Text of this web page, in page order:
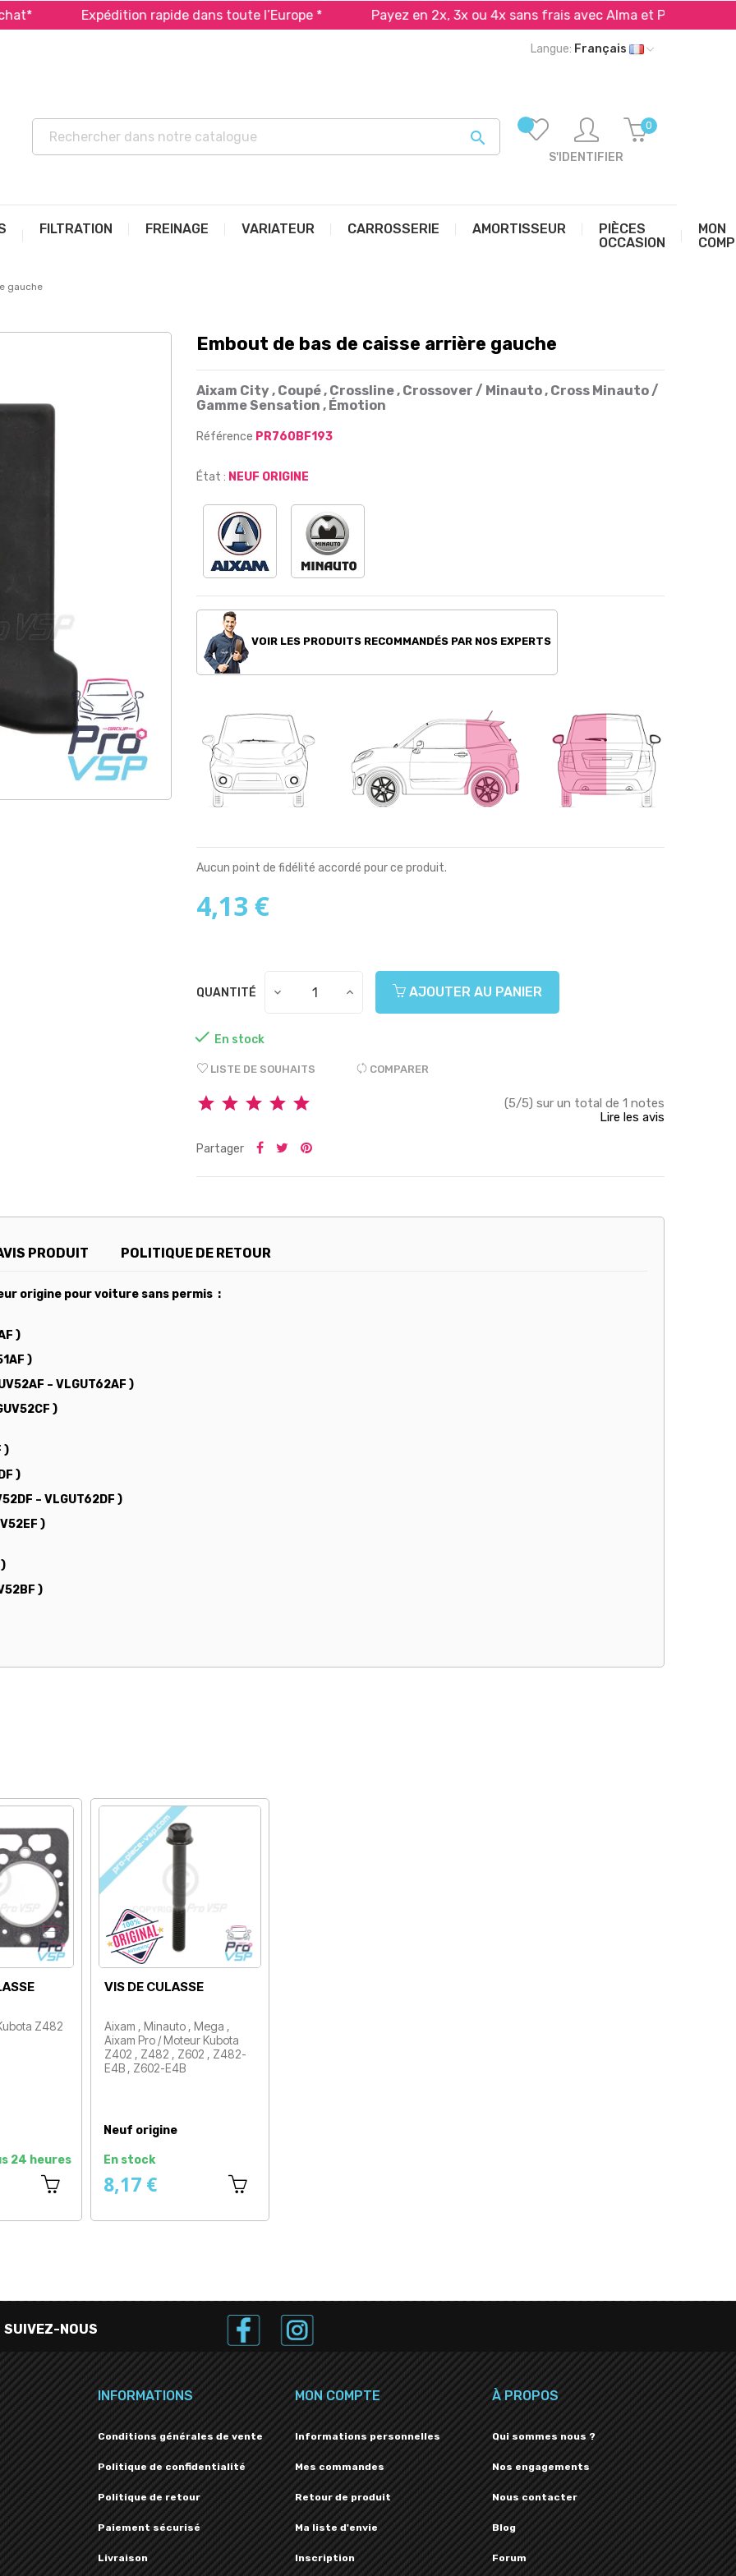
Expédition rapide dans toute l’Europe * Payez en 2x, 3x ou 4x sans frais avec Alma et PayPal*
Langue: Français

S'IDENTIFIER
0
FILTRATION FREINAGE VARIATEUR CARROSSERIE AMORTISSEUR
PIÈCES
OCCASION
MON
gauche
Embout de bas de caisse arrière gauche
Aixam City , Coupé , Crossline , Crossover / Minauto , Cross Minauto /
Gamme Sensation , Émotion
Référence PR760BF193
État : NEUF ORIGINE
VOIR LES PRODUITS RECOMMANDÉS PAR NOS EXPERTS
Aucun point de fidélité accordé pour ce produit.
4,13 €
QUANTITÉ AJOUTER AU PANIER
 En stock
LISTE DE SOUHAITS COMPARER
(5/5) sur un total de 1 notes
Lire les avis
Partager
PRODUIT POLITIQUE DE RETOUR
origine pour voiture sans permis :
)
)
– VLGUT62AF )
)
)
)
– VLGUT62DF )
)
)
Z482
24 heures
VIS DE CULASSE
Aixam , Minauto , Mega ,
Aixam Pro / Moteur Kubota
Z402 , Z482 , Z602 , Z482-
E4B , Z602-E4B
Neuf origine
En stock
8,17 €
SUIVEZ-NOUS
INFORMATIONS
Conditions générales de vente
Politique de confidentialité
Politique de retour
Paiement sécurisé
Livraison
MON COMPTE
Informations personnelles
Mes commandes
Retour de produit
Ma liste d'envie
Inscription
À PROPOS
Qui sommes nous ?
Nos engagements
Nous contacter
Blog
Forum